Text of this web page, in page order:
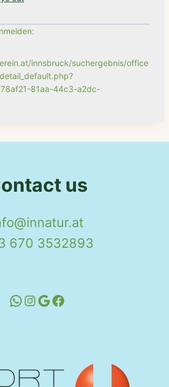
innsbruck/suchergebnis/office
81aa-44c3-a2dc-
us
670 3532893
WhatsApp
Instagram
Google
Facebook